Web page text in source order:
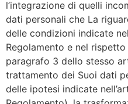
l’integrazione di quelli
dati personali che La
delle condizioni indicate
Regolamento e nel
paragrafo 3 dello stesso
trattamento dei Suoi dati
delle ipotesi indicate